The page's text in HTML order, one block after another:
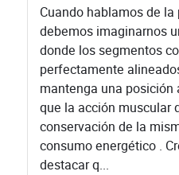
Cuando hablamos de la
debemos imaginarnos
donde los segmentos
perfectamente
mantenga una posición
que la acción muscular
conservación de la
consumo energético .
destacar q...